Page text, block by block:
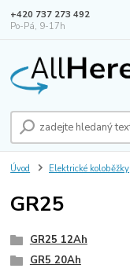
+420 737 273 492
Po-Pá, 9-17h
Úvod Elektrické koloběžky
GR25
GR25 12Ah
GR5 20Ah